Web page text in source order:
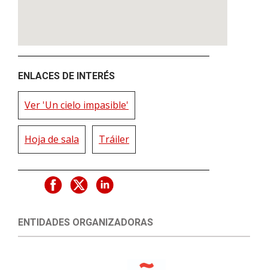
ENLACES DE INTERÉS
Ver 'Un cielo impasible'
Hoja de sala Tráiler
ENTIDADES ORGANIZADORAS